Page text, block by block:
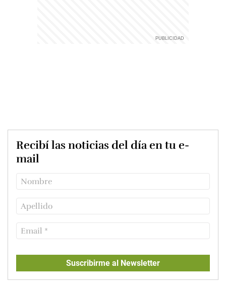
Recibí las noticias del día en tu e-
mail
Suscribirme al Newsletter